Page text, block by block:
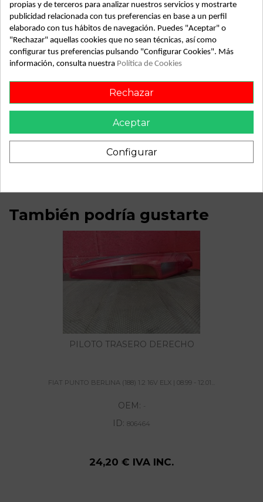
SubAlmacén
395
SubSubAlmacén
100030117
ID: 806473
Fecha disponible: 2022-04-04
Descripción
Recambio de caja reles fusibles para fiat punto berlina (188)
1.2 16v elx | 08.99 - 12.01 1.2 16v elx | 08.99 - 12.01 referencia
También podría gustarte
PILOTO TRASERO DERECHO
FIAT PUNTO BERLINA (188) 1.2 16V ELX | 08.99 - 12.01...
OEM: -
ID: 806464
24,20 € IVA INC.
propias y de terceros para analizar nuestros servicios y mostrarte
publicidad relacionada con tus preferencias en base a un perfil
elaborado con tus hábitos de navegación. Puedes "Aceptar" o
"Rechazar" aquellas cookies que no sean técnicas, así como
configurar tus preferencias pulsando "Configurar Cookies". Más
información, consulta nuestra Política de Cookies
Rechazar
Aceptar
Configurar